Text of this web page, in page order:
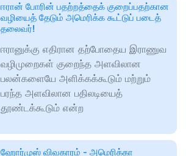
ஈரான் போரின் பதற்றத்தைக் குறைப்பதற்கான
வழியைத் தேடும் அமெரிக்க கூட்டுப் படைத்
தலைவர்!
ஈரானுக்கு எதிரான தற்போதைய இராணுவ
வழிமுறைகள் குறைந்த அளவிலான
பலன்களையே அளிக்கக்கூடும் மற்றும்
பரந்த அளவிலான பதிலடியைத்
தூண்டக்கூடும் என்ற
ஹோர்முஸ் விவகாரம் - அமெரிக்கா